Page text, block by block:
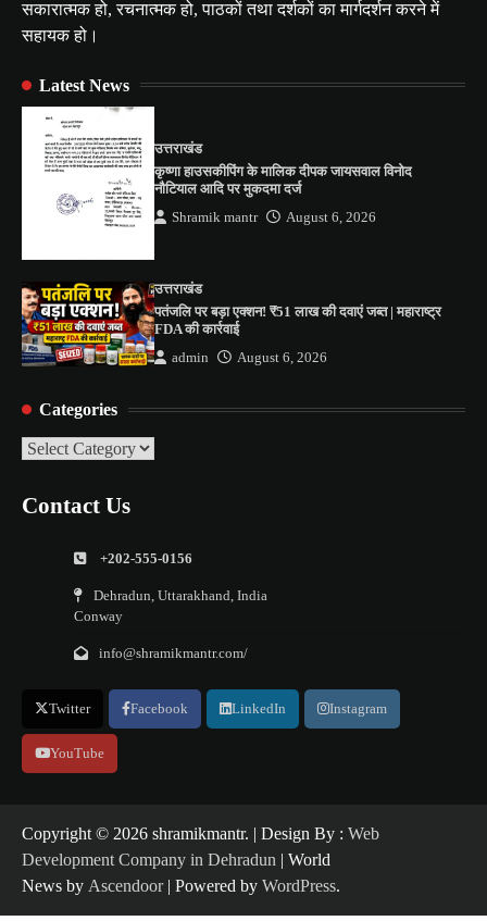
सकारात्मक हो, रचनात्मक हो, पाठकों तथा दर्शकों का मार्गदर्शन करने में
सहायक हो।
Latest News
उत्तराखंड
कृष्णा हाउसकीपिंग के मालिक दीपक जायसवाल विनोद
नौटियाल आदि पर मुकदमा दर्ज
Shramik mantr August 6, 2026
उत्तराखंड
पतंजलि पर बड़ा एक्शन! ₹51 लाख की दवाएं जब्त | महाराष्ट्र
FDA की कार्रवाई
admin August 6, 2026
Categories
Categories
Contact Us
+202-555-0156
Dehradun, Uttarakhand, India
Conway
info@shramikmantr.com/
Twitter Facebook LinkedIn Instagram
YouTube
Copyright ©️ 2026 shramikmantr. | Design By : Web
Development Company in Dehradun | World
News by Ascendoor| Powered by WordPress.